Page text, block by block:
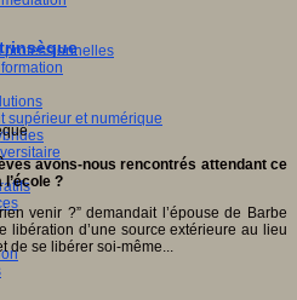
professionnelles
supérieur et numérique
avons-nous rencontrés attendant ce
?
venir ?” demandait l’épouse de Barbe
d’une source extérieure au lieu
de se libérer soi-même...